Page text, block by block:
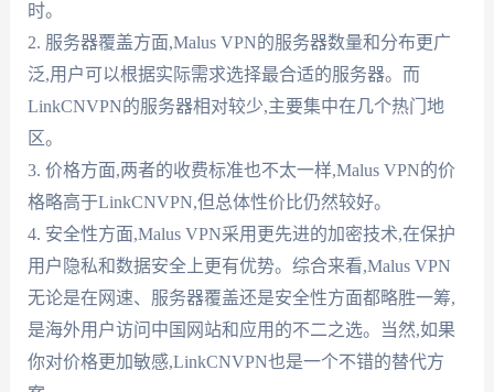
时。
2. 服务器覆盖方面,Malus VPN的服务器数量和分布更广
泛,用户可以根据实际需求选择最合适的服务器。而
LinkCNVPN的服务器相对较少,主要集中在几个热门地
区。
3. 价格方面,两者的收费标准也不太一样,Malus VPN的价
格略高于LinkCNVPN,但总体性价比仍然较好。
4. 安全性方面,Malus VPN采用更先进的加密技术,在保护
用户隐私和数据安全上更有优势。综合来看,Malus VPN
无论是在网速、服务器覆盖还是安全性方面都略胜一筹,
是海外用户访问中国网站和应用的不二之选。当然,如果
你对价格更加敏感,LinkCNVPN也是一个不错的替代方